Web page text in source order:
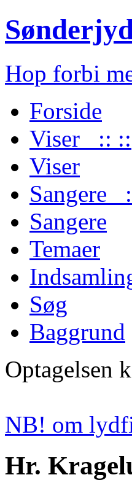
Hop forbi
Forside
Viser :: ::
Viser
Sangere
Sangere
Temaer
Søg
Baggrund
Optagelsen
NB! om
Hr.